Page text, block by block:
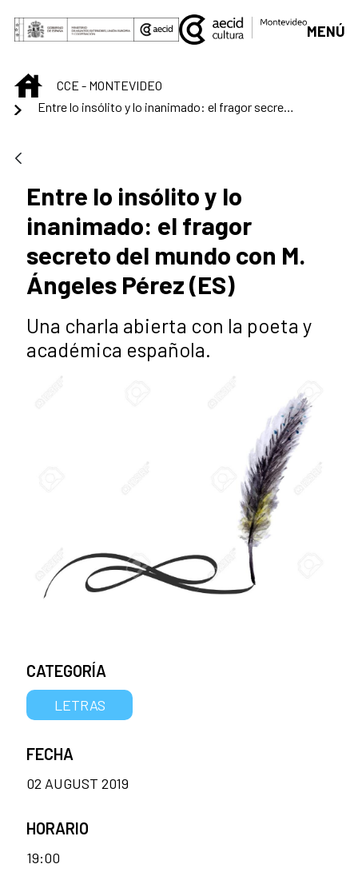
Skip to Main Content
MENÚ
INICIOCCE - MONTEVIDEO
Entre lo insólito y lo inanimado: el fragor secreto del mundo con M. Ángeles Pérez (ES)
Entre lo insólito y lo
inanimado: el fragor
secreto del mundo con M.
Ángeles Pérez (ES)
Una charla abierta con la poeta y
académica española.
CATEGORÍA
LETRAS
FECHA
02 AUGUST 2019
HORARIO
19:00